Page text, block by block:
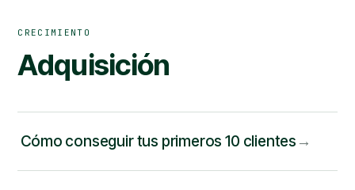
CRECIMIENTO
Adquisición
Cómo conseguir tus primeros 10 clientes